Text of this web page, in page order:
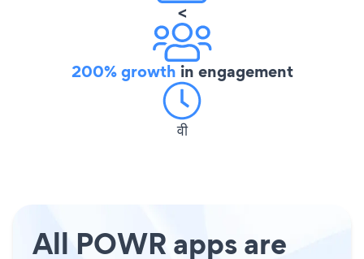
<
200% growth in engagement
वी
All POWR apps are